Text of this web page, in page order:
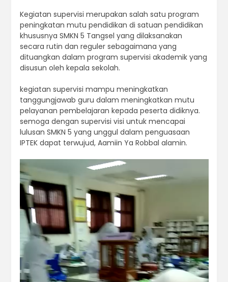
Kegiatan supervisi merupakan salah satu program
peningkatan mutu pendidikan di satuan pendidikan
khususnya SMKN 5 Tangsel yang dilaksanakan
secara rutin dan reguler sebagaimana yang
dituangkan dalam program supervisi akademik yang
disusun oleh kepala sekolah.
kegiatan supervisi mampu meningkatkan
tanggungjawab guru dalam meningkatkan mutu
pelayanan pembelajaran kepada peserta didiknya.
semoga dengan supervisi visi untuk mencapai
lulusan SMKN 5 yang unggul dalam penguasaan
IPTEK dapat terwujud, Aamiin Ya Robbal alamin.
Video
Player